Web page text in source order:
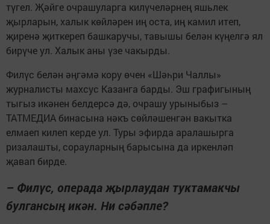
түгел. Җәйге очрашуларга килүчеләрнең яшьлек
җырларын, халык көйләрен иң оста, иң камил итеп,
җиренә җиткереп башкаручы, тавышы белән күңелгә ял
бирүче ул. Халык аны үзе чакырды.
Филүс белән әңгәмә кору өчен «Шәһри Чаллы»
журналисты махсус Казанга барды. Эш графигының
тыгыз икәнен белдерсә дә, очрашу урыныбыз –
ТАТМЕДИА бинасына нәкъ сөйләшенгән вакытка
елмаеп килеп керде ул. Туры эфирда аралашырга
ризалашты, сорауларның барысына да иркенләп
җавап бирде.
– Филүс, операда җырлаудан туктамакчы
булгансың икән. Ни сәбәпле?